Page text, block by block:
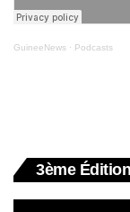
GuineeNews · Podcasts
3ème